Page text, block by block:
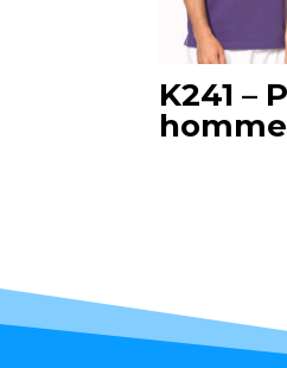
K241 –
homme